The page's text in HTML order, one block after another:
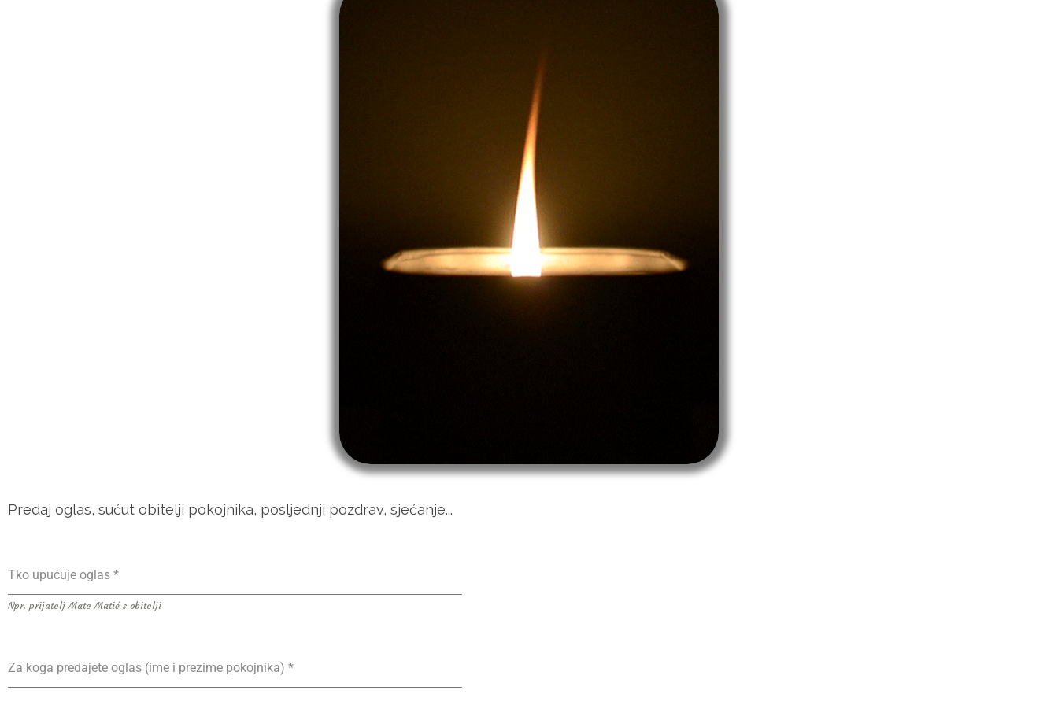
Predaj oglas, sućut obitelji pokojnika, posljednji pozdrav, sjećanje...
Tko upućuje oglas *
Npr. prijatelj Mate Matić s obitelji
Za koga predajete oglas (ime i prezime pokojnika) *